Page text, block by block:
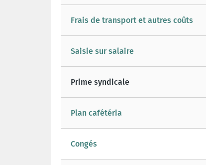
Frais de transport et autres coûts
Saisie sur salaire
Prime syndicale
Plan cafétéria
Congés